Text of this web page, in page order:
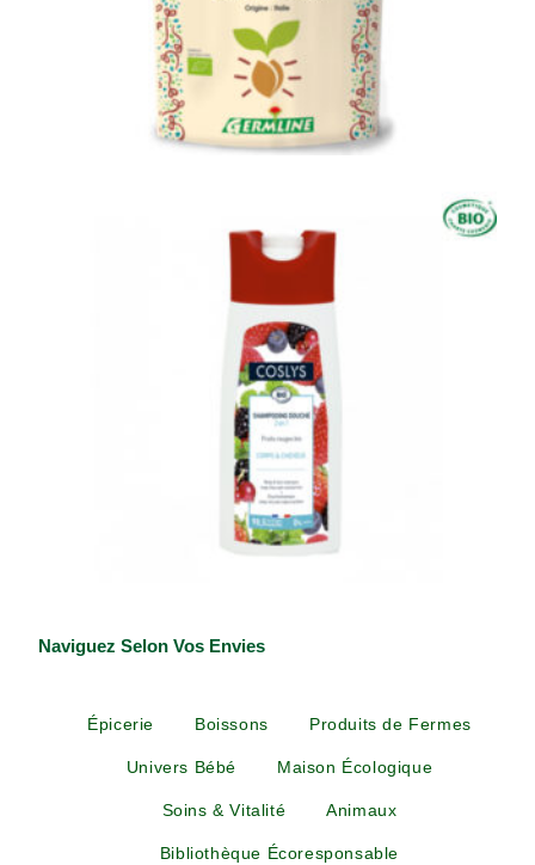
Naviguez Selon Vos Envies
Épicerie Boissons Produits de Fermes
Univers Bébé Maison Écologique
Soins & Vitalité Animaux
Bibliothèque Écoresponsable